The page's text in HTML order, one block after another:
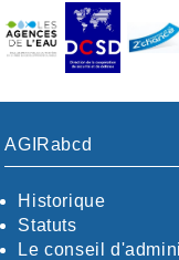
AGIRabcd
Historique
Statuts
Le conseil